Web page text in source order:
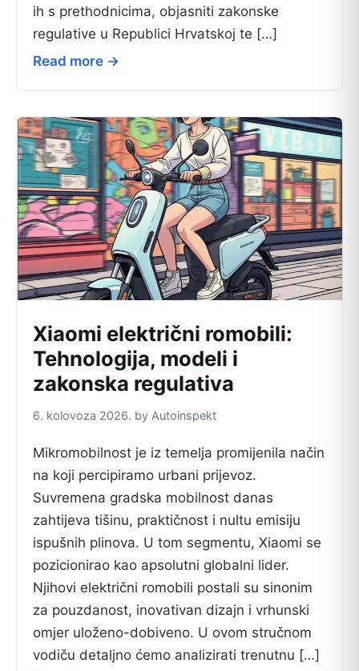
ih s prethodnicima, objasniti zakonske
regulative u Republici Hrvatskoj te […]
Read more →
Xiaomi električni romobili:
Tehnologija, modeli i
zakonska regulativa
6. kolovoza 2026. by Autoinspekt
Mikromobilnost je iz temelja promijenila način
na koji percipiramo urbani prijevoz.
Suvremena gradska mobilnost danas
zahtijeva tišinu, praktičnost i nultu emisiju
ispušnih plinova. U tom segmentu, Xiaomi se
pozicionirao kao apsolutni globalni lider.
Njihovi električni romobili postali su sinonim
za pouzdanost, inovativan dizajn i vrhunski
omjer uloženo-dobiveno. U ovom stručnom
vodiču detaljno ćemo analizirati trenutnu […]